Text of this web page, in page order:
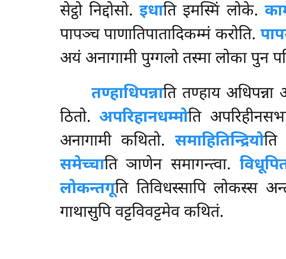
सेट्ठो निद्दोसो.इधाति इमस्मिं लोके.
पापञ्च पाणातिपातादिकम्मं करोति.
अयं अनागामी पुग्गलो तस्मा लोका पुन
तण्हाधिपन्नाति तण्हाय अधिपन्ना
ठितो. अपरिहानधम्मोति
अनागामी कथितो. समाहितिन्द्रियोति
समेच्चाति ञाणेन समागन्त्वा.
लोकन्तगूति तिविधस्सापि लोकस्स
गाथासुपि वट्टविवट्टमेव कथितं.